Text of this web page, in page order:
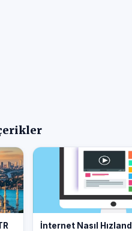
İnternet Nasıl